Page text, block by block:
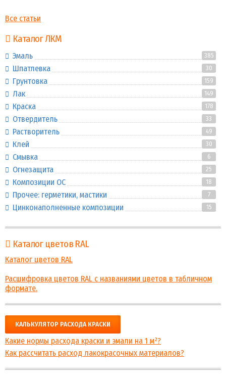
Все статьи
Каталог ЛКМ
Эмаль 385
Шпатлевка 30
Грунтовка 159
Лак 149
Краска 178
Отвердитель 33
Растворитель 49
Клей 30
Смывка 6
Огнезащита 25
Композиции ОС 18
Прочее: герметики, мастики 7
Цинконаполненные композиции 15
Каталог цветов RAL
Каталог цветов RAL
Расшифровка цветов RAL с названиями цветов в табличном
формате.
КАЛЬКУЛЯТОР РАСХОДА КРАСКИ
Какие нормы расхода краски и эмали на 1 м²?
Как рассчитать расход лакокрасочных материалов?